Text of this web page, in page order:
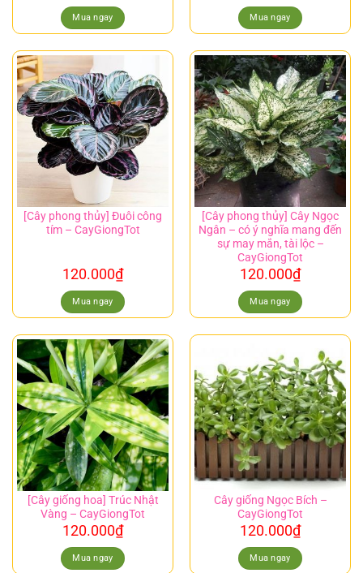
Mua ngay Mua ngay
[Cây phong thủy] Đuôi công
tím – CayGiongTot
120.000₫
Mua ngay
[Cây phong thủy] Cây Ngọc
Ngân – có ý nghĩa mang đến
sự may mắn, tài lộc –
CayGiongTot
120.000₫
Mua ngay
[Cây giống hoa] Trúc Nhật
Vàng – CayGiongTot
120.000₫
Mua ngay
Cây giống Ngọc Bích –
CayGiongTot
120.000₫
Mua ngay